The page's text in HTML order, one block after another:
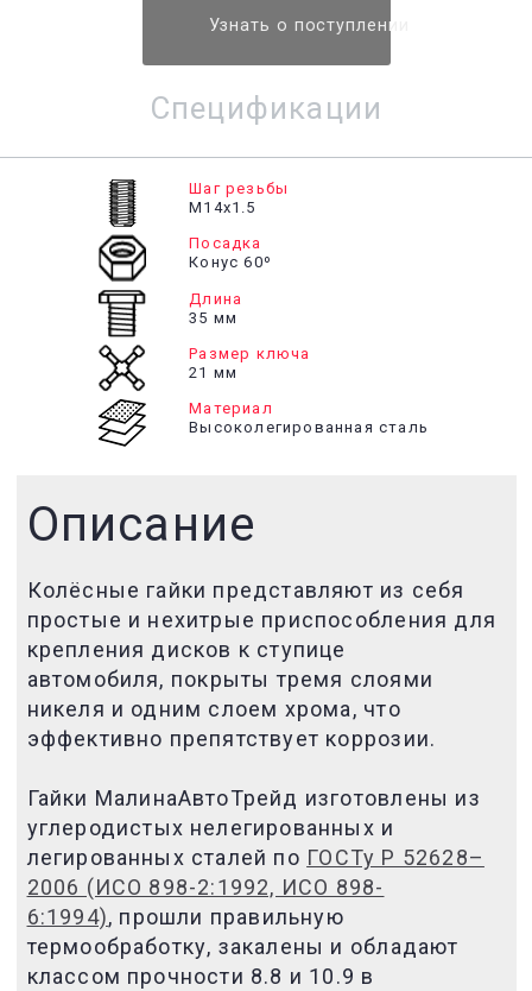
Узнать о поступлении
Спецификации
Шаг резьбы
М14х1.5
Посадка
Конус 60º
Длина
35 мм
Размер ключа
21 мм
Материал
Высоколегированная сталь
Описание
Колёсные гайки представляют из себя
простые и нехитрые приспособления для
крепления дисков к ступице
автомобиля, покрыты тремя слоями
никеля и одним слоем хрома, что
эффективно препятствует коррозии.
Гайки МалинаАвтоТрейд изготовлены из
углеродистых нелегированных и
легированных сталей по ГОСТу Р 52628–
2006 (ИСО 898-2:1992, ИСО 898-
6:1994), прошли правильную
термообработку, закалены и обладают
классом прочности 8.8 и 10.9 в